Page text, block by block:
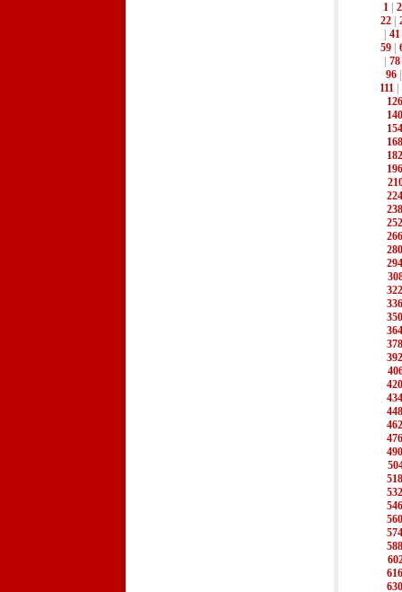
1
2
22|
41
59|
78
96
111|
126
140
154
168
182
196
224
238
252
266
280
294
322
336
350
364
378
392
420
434
448
462
476
490
518
532
546
560
574
588
616
630